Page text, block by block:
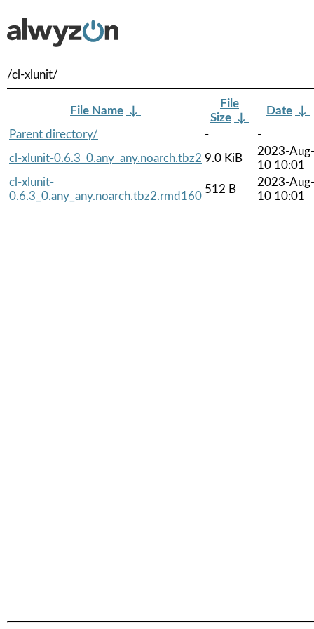
/cl-xlunit/
File Name ↓
File
Size ↓
Date ↓
Parent directory/
-
-
cl-xlunit-0.6.3_0.any_any.noarch.tbz2 9.0 KiB
2023-Aug-
10 10:01
cl-xlunit-
0.6.3_0.any_any.noarch.tbz2.rmd160
512 B
2023-Aug-
10 10:01